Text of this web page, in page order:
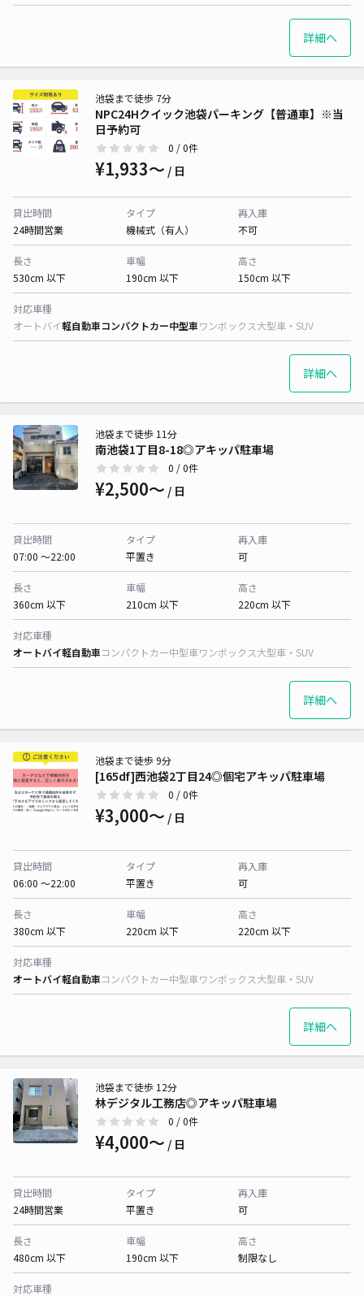
詳細へ
NPC24Hクイック池袋パーキング【普通車】※当
日予約可
池袋まで徒歩 7分
0 / 0件
¥1,933〜 / 日
貸出時間
24時間営業
タイプ
機械式（有人）
再入庫
不可
長さ
530cm 以下
車幅
190cm 以下
高さ
150cm 以下
対応車種
オートバイ軽自動車コンパクトカー中型車ワンボックス大型車・SUV
詳細へ
南池袋1丁目8-18◎アキッパ駐車場
池袋まで徒歩 11分
0 / 0件
¥2,500〜 / 日
貸出時間
07:00 〜22:00
タイプ
平置き
再入庫
可
長さ
360cm 以下
車幅
210cm 以下
高さ
220cm 以下
対応車種
オートバイ軽自動車コンパクトカー中型車ワンボックス大型車・SUV
詳細へ
[165df]西池袋2丁目24◎個宅アキッパ駐車場
池袋まで徒歩 9分
0 / 0件
¥3,000〜 / 日
貸出時間
06:00 〜22:00
タイプ
平置き
再入庫
可
長さ
380cm 以下
車幅
220cm 以下
高さ
220cm 以下
対応車種
オートバイ軽自動車コンパクトカー中型車ワンボックス大型車・SUV
詳細へ
林デジタル工務店◎アキッパ駐車場
池袋まで徒歩 12分
0 / 0件
¥4,000〜 / 日
貸出時間
24時間営業
タイプ
平置き
再入庫
可
長さ
480cm 以下
車幅
190cm 以下
高さ
制限なし
対応車種